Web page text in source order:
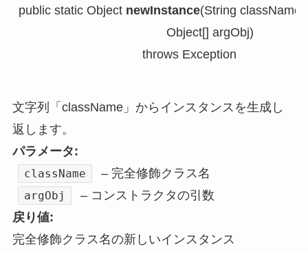
public static Object newInstance(String className,
                                           Object[] argObj)
                                    throws Exception
文字列「className」からインスタンスを生成し
返します。
パラメータ:
className – 完全修飾クラス名
argObj
– コンストラクタの引数
戻り値:
完全修飾クラス名の新しいインスタンス